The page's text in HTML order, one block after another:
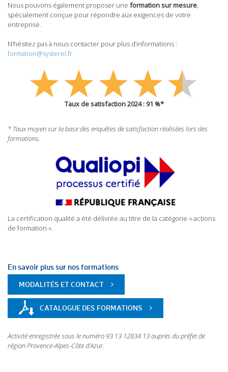
Nous pouvons également proposer une formation sur mesure,
spécialement conçue pour répondre aux exigences de votre
entreprise.
N’hésitez pas à nous contacter pour plus d’informations :
formation@systerel.fr
Taux de satisfaction 2024 : 91 %*
* Taux moyen sur la base des enquêtes de satisfaction réalisées lors des
formations.
La certification qualité a été délivrée au titre de la catégorie « actions
de formation ».
En savoir plus sur nos formations
MODALITÉS ET CONTACT
CATALOGUE DES FORMATIONS
Activité enregistrée sous le numéro 93 13 12834 13 auprès du préfet de
région Provence-Alpes-Côte d’Azur.